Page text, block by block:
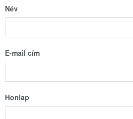
Név
E-mail cím
Honlap